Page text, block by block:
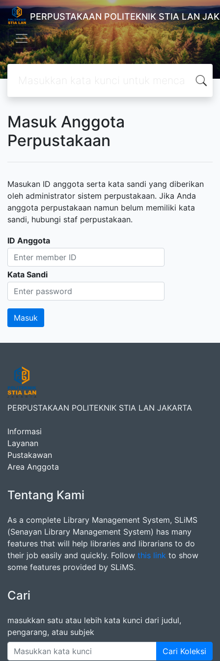
PERPUSTAKAAN POLITEKNIK STIA LAN
Masuk Anggota
Perpustakaan
Masukan ID anggota serta kata sandi yang diberikan
oleh administrator sistem perpustakaan. Jika Anda
anggota perpustakaan namun belum memiliki kata
sandi, hubungi staf perpustakaan.
ID Anggota
Kata Sandi
PERPUSTAKAAN POLITEKNIK STIA LAN JAKARTA
Informasi
Layanan
Pustakawan
Area Anggota
Tentang Kami
As a complete Library Management System, SLiMS
(Senayan Library Management System) has many
features that will help libraries and librarians to do
their job easily and quickly. Follow this link to show
some features provided by SLiMS.
Cari
masukkan satu atau lebih kata kunci dari judul,
pengarang, atau subjek
Cari Koleksi